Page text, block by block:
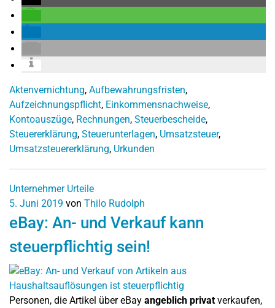
Aktenvernichtung, Aufbewahrungsfristen,
Aufzeichnungspflicht, Einkommensnachweise,
Kontoauszüge, Rechnungen, Steuerbescheide,
Steuererklärung, Steuerunterlagen, Umsatzsteuer,
Umsatzsteuererklärung, Urkunden
Unternehmer Urteile
5. Juni 2019 von Thilo Rudolph
eBay: An- und Verkauf kann
steuerpflichtig sein!
Personen, die Artikel über eBay angeblich privatverkaufen,